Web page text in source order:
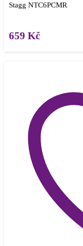
Stagg NTC6PCMR
659 Kč